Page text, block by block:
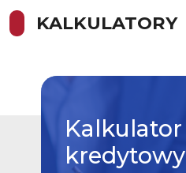
KALKULATORY
Kalkulator
kredytowy